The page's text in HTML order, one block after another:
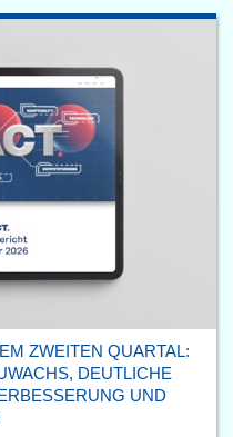
ZWEITEN QUARTAL:
DEUTLICHE
UND